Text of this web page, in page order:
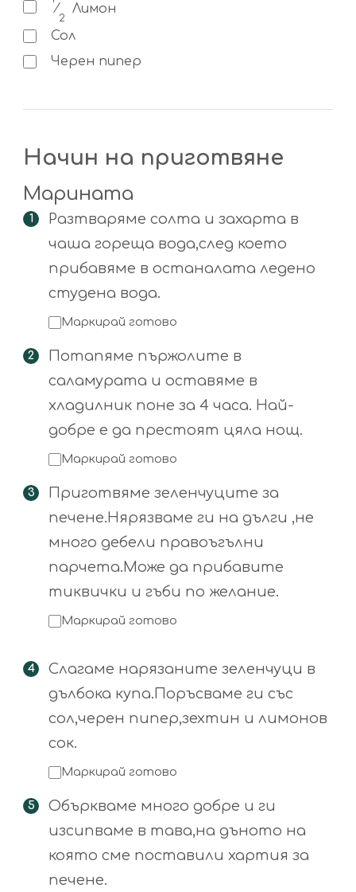
⁄
2
Лимон
Сол
Черен пипер
Начин на приготвяне
Марината
Разтваряме солта и захарта в
чаша гореща вода,след което
прибавяме в останалата ледено
студена вода.
Маркирай готово
Потапяме пържолите в
саламурата и оставяме в
хладилник поне за 4 часа. Най-
добре е да престоят цяла нощ.
Маркирай готово
Приготвяме зеленчуците за
печене.Нярязваме ги на дълги ,не
много дебели правоъгълни
парчета.Може да прибавите
тиквички и гъби по желание.
Маркирай готово
Слагаме нарязаните зеленчуци в
дълбока купа.Поръсваме ги със
сол,черен пипер,зехтин и лимонов
сок.
Маркирай готово
Объркваме много добре и ги
изсипваме в тава,на дъното на
която сме поставили хартия за
печене.